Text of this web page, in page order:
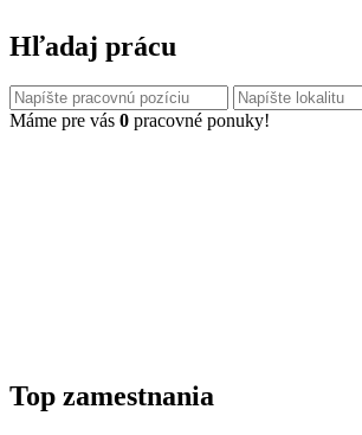
Hľadaj prácu
Máme pre vás 0 pracovné ponuky!
Top zamestnania